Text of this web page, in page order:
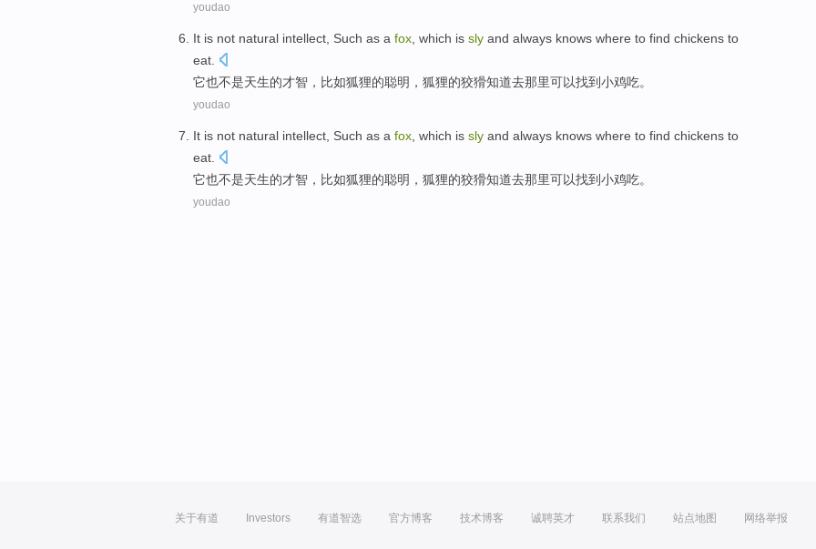
youdao
It is not natural intellect Such as a fox , which is sly and always knows where to find chickens to
eat
它也不是天生的才智 ， 比如狐狸的聪明，狐狸的狡猾知道去那里可以找到小鸡吃。
youdao
It is not natural intellect Such as a fox , which is sly and always knows where to find chickens to
eat
它也不是天生的才智 ， 比如狐狸的聪明，狐狸的狡猾知道去那里可以找到小鸡吃。
youdao
关于有道 Investors 有道智选 官方博客 技术博客 诚聘英才 联系我们 站点地图 网络举报